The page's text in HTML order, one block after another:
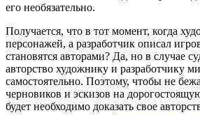
его необязательно.
Получается, что в тот момент, когда
персонажей, а разработчик описал
становятся авторами? Да, но в случае
авторство художнику и разработчику
самостоятельно. Поэтому, чтобы не
черновиков и эскизов на
будет необходимо доказать свое